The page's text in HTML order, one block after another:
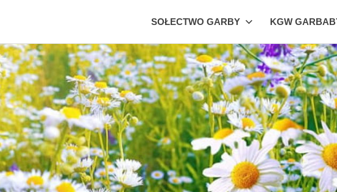
SOŁECTWO GARBY KGW